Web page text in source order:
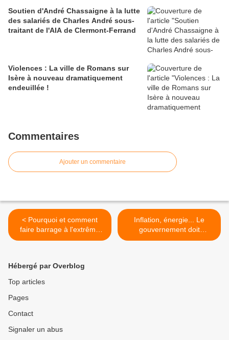
Soutien d'André Chassaigne à la lutte
des salariés de Charles André sous-
traitant de l'AIA de Clermont-Ferrand
Violences : La ville de Romans sur
Isère à nouveau dramatiquement
endeuillée !
Commentaires
Ajouter un commentaire
< Pourquoi et comment
faire barrage à l'extrême
droite ?
Inflation, énergie... Le
gouvernement doit
augmenter le SMIC et
Hébergé par Overblog
Top articles
Pages
Contact
Signaler un abus